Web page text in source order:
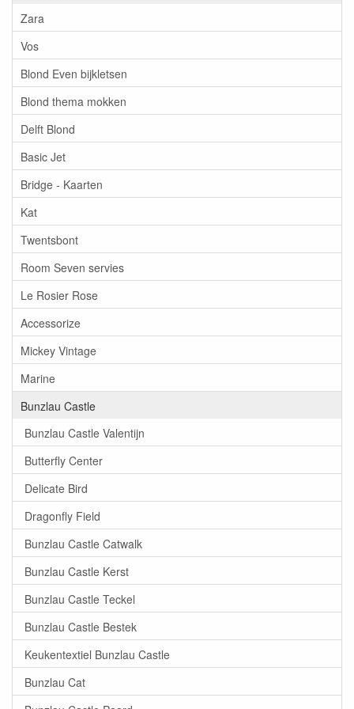
Zara
Vos
Blond Even bijkletsen
Blond thema mokken
Delft Blond
Basic Jet
Bridge - Kaarten
Kat
Twentsbont
Room Seven servies
Le Rosier Rose
Accessorize
Mickey Vintage
Marine
Bunzlau Castle
Bunzlau Castle Valentijn
Butterfly Center
Delicate Bird
Dragonfly Field
Bunzlau Castle Catwalk
Bunzlau Castle Kerst
Bunzlau Castle Teckel
Bunzlau Castle Bestek
Keukentextiel Bunzlau Castle
Bunzlau Cat